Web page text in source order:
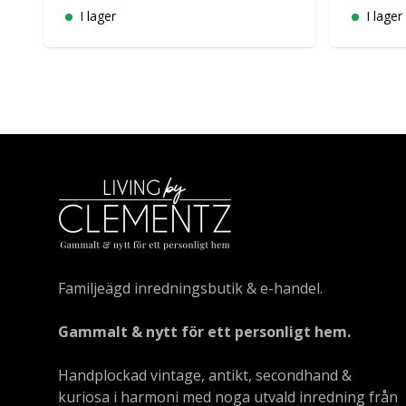
I lager I lager
Familjeägd inredningsbutik & e-handel.
Gammalt & nytt för ett personligt hem.
Handplockad vintage, antikt, secondhand &
kuriosa i harmoni med noga utvald inredning från